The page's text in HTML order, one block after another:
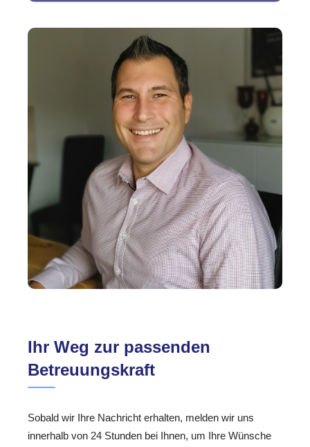
Ihr Weg zur passenden
Betreuungskraft
Sobald wir Ihre Nachricht erhalten, melden wir uns
innerhalb von 24 Stunden bei Ihnen, um Ihre Wünsche